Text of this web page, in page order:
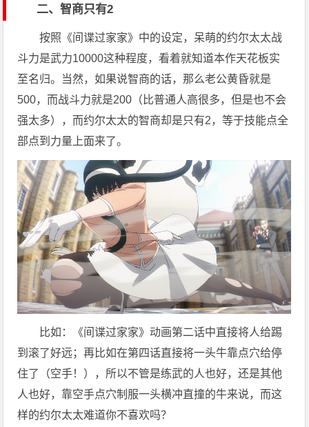
二、智商只有2
按照《间谍过家家》中的设定，呆萌的约尔太太战
斗力是武力10000这种程度，看着就知道本作天花板实
至名归。当然，如果说智商的话，那么老公黄昏就是
500，而战斗力就是200（比普通人高很多，但是也不会
强太多），而约尔太太的智商却是只有2，等于技能点全
部点到力量上面来了。
比如：《间谍过家家》动画第二话中直接将人给踢
到滚了好远；再比如在第四话直接将一头牛靠点穴给停
住了（空手！），所以不管是练武的人也好，还是其他
人也好，靠空手点穴制服一头横冲直撞的牛来说，而这
样的约尔太太难道你不喜欢吗？